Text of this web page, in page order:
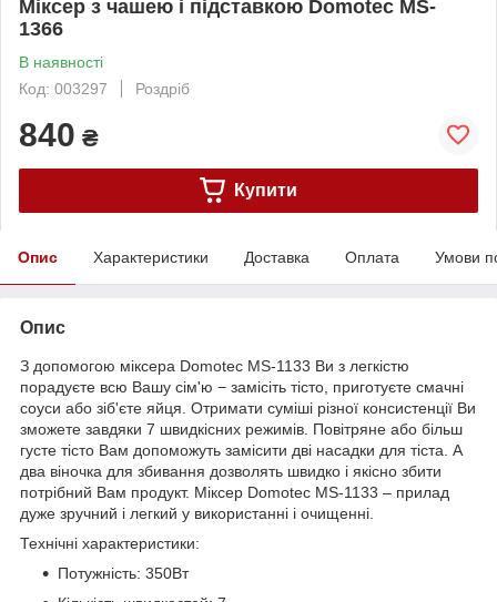
Міксер з чашею і підставкою Domotec MS-
1366
В наявності
Код: 003297
Роздріб
840 ₴
Купити
Опис Характеристики Доставка Оплата Умови
Опис
З допомогою міксера Domotec MS-1133 Ви з легкістю
порадуєте всю Вашу сім'ю − замісіть тісто, приготуєте смачні
соуси або зіб'єте яйця. Отримати суміші різної консистенції Ви
зможете завдяки 7 швидкісних режимів. Повітряне або більш
густе тісто Вам допоможуть замісити дві насадки для тіста. А
два віночка для збивання дозволять швидко і якісно збити
потрібний Вам продукт. Міксер Domotec MS-1133 – прилад
дуже зручний і легкий у використанні і очищенні.
Технічні характеристики:
Потужність: 350Вт